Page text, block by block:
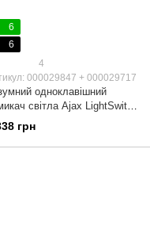
6
6
4
000029847 + 000029717
одноклавішний
світла Ajax LightSwitch
Jeweller oyster
грн